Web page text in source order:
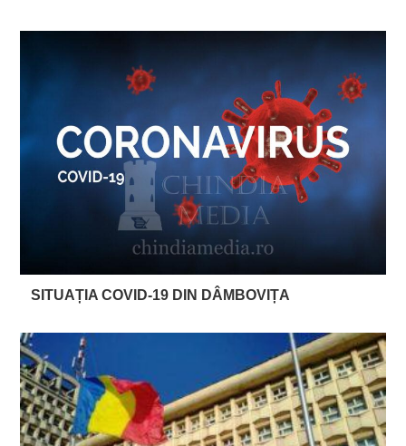
SITUAȚIA COVID-19 DIN DÂMBOVIȚA